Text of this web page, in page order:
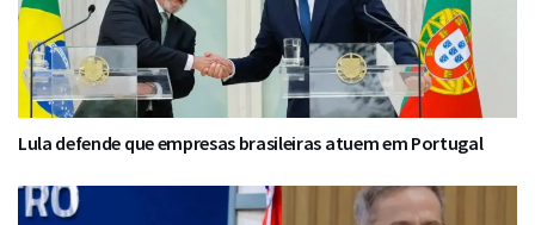
Lula defende que empresas brasileiras atuem em Portugal